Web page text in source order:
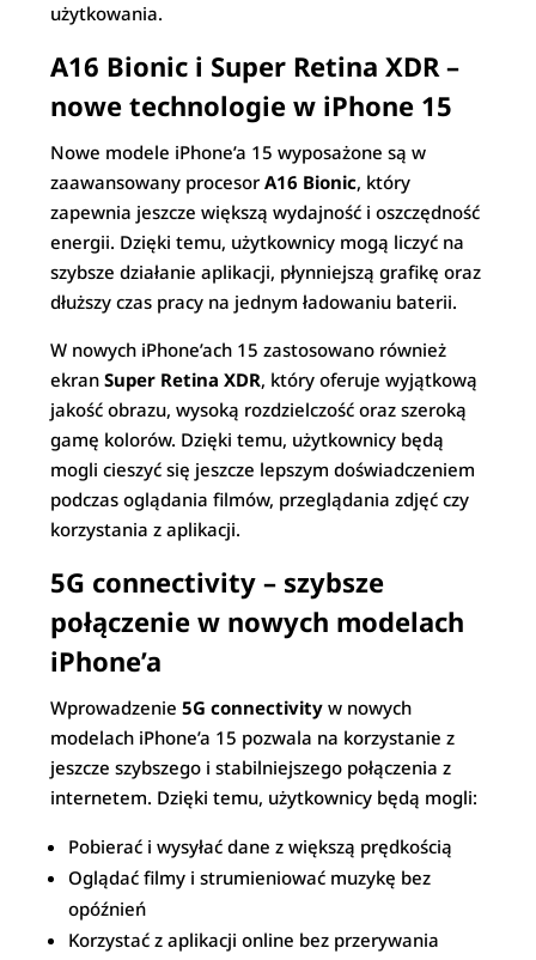
użytkowania.
A16 Bionic i Super Retina XDR –
nowe technologie w iPhone 15
Nowe modele iPhone’a 15 wyposażone są w
zaawansowany procesorA16 Bionic, który
zapewnia jeszcze większą wydajność i oszczędność
energii. Dzięki temu, użytkownicy mogą liczyć na
szybsze działanie aplikacji, płynniejszą grafikę oraz
dłuższy czas pracy na jednym ładowaniu baterii.
W nowych iPhone’ach 15 zastosowano również
ekranSuper Retina XDR, który oferuje wyjątkową
jakość obrazu, wysoką rozdzielczość oraz szeroką
gamę kolorów. Dzięki temu, użytkownicy będą
mogli cieszyć się jeszcze lepszym doświadczeniem
podczas oglądania filmów, przeglądania zdjęć czy
korzystania z aplikacji.
5G connectivity – szybsze
połączenie w nowych modelach
iPhone’a
Wprowadzenie5G connectivity w nowych
modelach iPhone’a 15 pozwala na korzystanie z
jeszcze szybszego i stabilniejszego połączenia z
internetem. Dzięki temu, użytkownicy będą mogli:
Pobierać i wysyłać dane z większą prędkością
Oglądać filmy i strumieniować muzykę bez
opóźnień
Korzystać z aplikacji online bez przerywania